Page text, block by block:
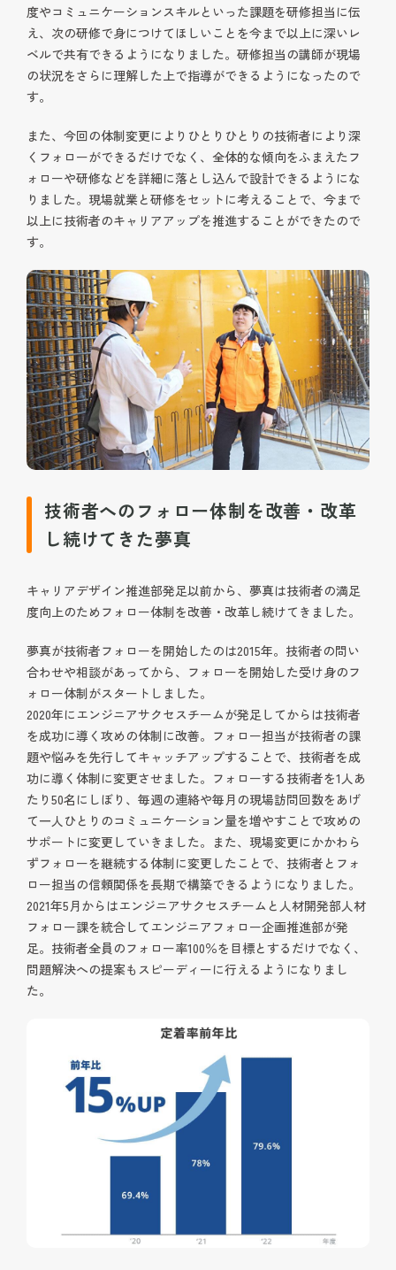
度やコミュニケーションスキルといった課題を研修担当に伝
え、次の研修で身につけてほしいことを今まで以上に深いレ
ベルで共有できるようになりました。研修担当の講師が現場
の状況をさらに理解した上で指導ができるようになったので
す。
また、今回の体制変更によりひとりひとりの技術者により深
くフォローができるだけでなく、全体的な傾向をふまえたフ
ォローや研修などを詳細に落とし込んで設計できるようにな
りました。現場就業と研修をセットに考えることで、今まで
以上に技術者のキャリアアップを推進することができたので
す。
技術者へのフォロー体制を改善・改革
し続けてきた夢真
キャリアデザイン推進部発足以前から、夢真は技術者の満足
度向上のためフォロー体制を改善・改革し続けてきました。
夢真が技術者フォローを開始したのは2015年。技術者の問い
合わせや相談があってから、フォローを開始した受け身のフ
ォロー体制がスタートしました。
2020年にエンジニアサクセスチームが発足してからは技術者
を成功に導く攻めの体制に改善。フォロー担当が技術者の課
題や悩みを先行してキャッチアップすることで、技術者を成
功に導く体制に変更させました。フォローする技術者を1人あ
たり50名にしぼり、毎週の連絡や毎月の現場訪問回数をあげ
て一人ひとりのコミュニケーション量を増やすことで攻めの
サポートに変更していきました。また、現場変更にかかわら
ずフォローを継続する体制に変更したことで、技術者とフォ
ロー担当の信頼関係を長期で構築できるようになりました。
2021年5月からはエンジニアサクセスチームと人材開発部人材
フォロー課を統合してエンジニアフォロー企画推進部が発
足。技術者全員のフォロー率100％を目標とするだけでなく、
問題解決への提案もスピーディーに行えるようになりまし
た。